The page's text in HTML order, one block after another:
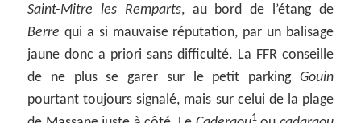
Saint-Mitre les Remparts, au bord de l’étang de
Berre qui a si mauvaise réputation, par un balisage
jaune donc a priori sans difficulté. La FFR conseille
de ne plus se garer sur le petit parking Gouin
pourtant toujours signalé, mais sur celui de la plage
1